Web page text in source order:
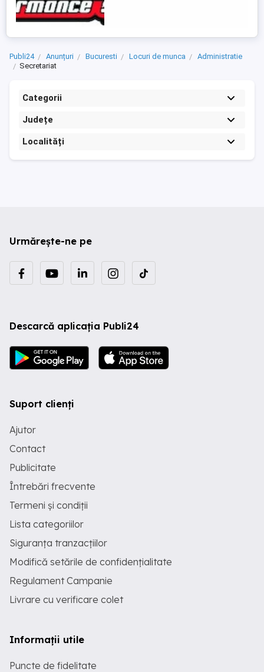
Publi24 Anunțuri Bucuresti Locuri de munca
Administratie
Secretariat
Categorii
Județe
Localități
Urmărește-ne pe
Descarcă aplicația Publi24
Suport clienți
Ajutor
Contact
Publicitate
Întrebări frecvente
Termeni și condiții
Lista categoriilor
Siguranța tranzacțiilor
Modifică setările de confidențialitate
Regulament Campanie
Livrare cu verificare colet
Informații utile
Puncte de fidelitate